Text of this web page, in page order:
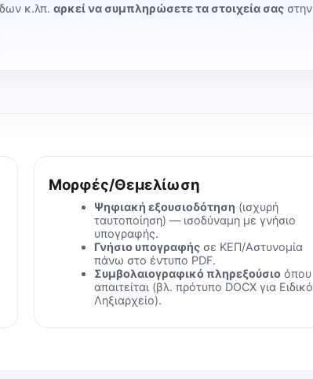
κ.λπ. αρκεί να συμπληρώσετε τα στοιχεία σας στην
Μορφές/Θεμελίωση
Ψηφιακή εξουσιοδότηση (ισχυρή
ταυτοποίηση) — ισοδύναμη με γνήσιο
υπογραφής.
Γνήσιο υπογραφήςσε ΚΕΠ/Αστυνομία
πάνω στο έντυπο PDF.
Συμβολαιογραφικό πληρεξούσιοόπου
απαιτείται (βλ. πρότυπο DOCX για Ειδικό
Ληξιαρχείο).